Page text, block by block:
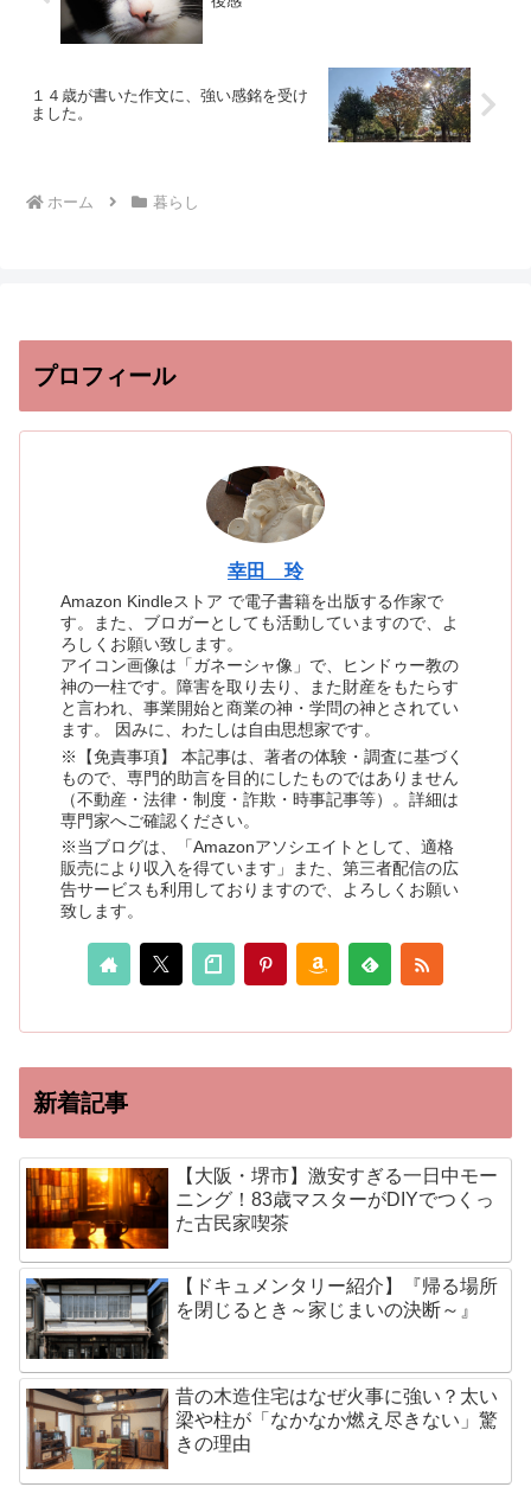
１４歳が書いた作文に、強い感銘を受け
ました。
ホーム 暮らし
プロフィール
幸田 玲
Amazon Kindleストア で電子書籍を出版する作家で
す。また、ブロガーとしても活動していますので、よ
ろしくお願い致します。
アイコン画像は「ガネーシャ像」で、ヒンドゥー教の
神の一柱です。障害を取り去り、また財産をもたらす
と言われ、事業開始と商業の神・学問の神とされてい
ます。 因みに、わたしは自由思想家です。
※【免責事項】 本記事は、著者の体験・調査に基づく
もので、専門的助言を目的にしたものではありません
（不動産・法律・制度・詐欺・時事記事等）。詳細は
専門家へご確認ください。
※当ブログは、「Amazonアソシエイトとして、適格
販売により収入を得ています」また、第三者配信の広
告サービスも利用しておりますので、よろしくお願い
致します。
新着記事
【大阪・堺市】激安すぎる一日中モー
ニング！83歳マスターがDIYでつくっ
た古民家喫茶
【ドキュメンタリー紹介】『帰る場所
を閉じるとき～家じまいの決断～』
昔の木造住宅はなぜ火事に強い？太い
梁や柱が「なかなか燃え尽きない」驚
きの理由